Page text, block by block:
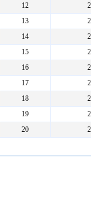
12
13
14
15
16
17
18
19
20